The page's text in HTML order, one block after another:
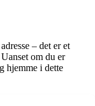
– det er et
om du er
hjemme i dette